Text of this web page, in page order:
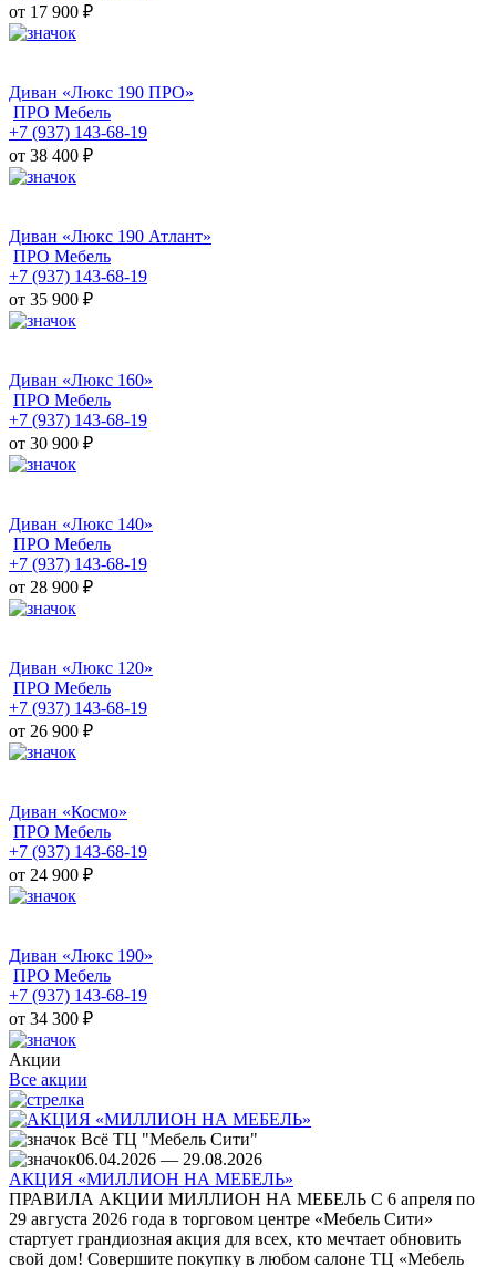
от 17 900 ₽
Диван «Люкс 190 ПРО»
ПРО Мебель
+7 (937) 143-68-19
от 38 400 ₽
Диван «Люкс 190 Атлант»
ПРО Мебель
+7 (937) 143-68-19
от 35 900 ₽
Диван «Люкс 160»
ПРО Мебель
+7 (937) 143-68-19
от 30 900 ₽
Диван «Люкс 140»
ПРО Мебель
+7 (937) 143-68-19
от 28 900 ₽
Диван «Люкс 120»
ПРО Мебель
+7 (937) 143-68-19
от 26 900 ₽
Диван «Космо»
ПРО Мебель
+7 (937) 143-68-19
от 24 900 ₽
Диван «Люкс 190»
ПРО Мебель
+7 (937) 143-68-19
от 34 300 ₽
Акции
Все акции
Всё ТЦ "Мебель Сити"
06.04.2026 ― 29.08.2026
АКЦИЯ «МИЛЛИОН НА МЕБЕЛЬ»
ПРАВИЛА АКЦИИ МИЛЛИОН НА МЕБЕЛЬ С 6 апреля по
29 августа 2026 года в торговом центре «Мебель Сити»
стартует грандиозная акция для всех, кто мечтает обновить
свой дом! Совершите покупку в любом салоне ТЦ «Мебель